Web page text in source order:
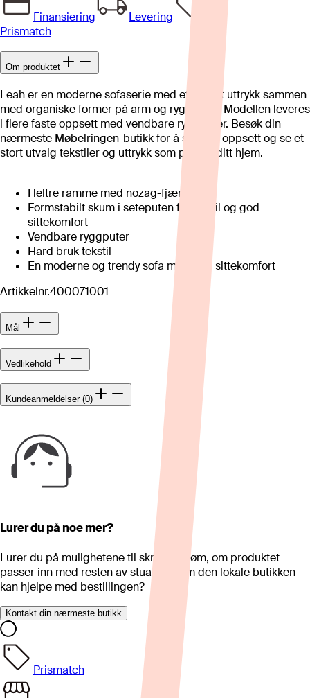
Finansiering
Levering
Prismatch
Om produktet
Leah er en moderne sofaserie med et stramt uttrykk sammen
med organiske former på arm og ryggputer. Modellen leveres
i flere faste oppsett med vendbare ryggputer. Besøk din
nærmeste Møbelringen-butikk for å se flere oppsett og se et
stort utvalg tekstiler og uttrykk som passer ditt hjem.
Heltre ramme med nozag-fjæring
Formstabilt skum i seteputen for stabil og god
sittekomfort
Vendbare ryggputer
Hard bruk tekstil
En moderne og trendy sofa med god sittekomfort
Artikkelnr.400071001
Mål
Vedlikehold
Kundeanmeldelser (0)
Lurer du på noe mer?
Lurer du på mulighetene til skreddersøm, om produktet
passer inn med resten av stua eller om den lokale butikken
kan hjelpe med bestillingen?
Kontakt din nærmeste butikk
Prismatch